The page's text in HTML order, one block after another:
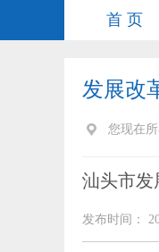
首 页
发展改
您现在
汕头市发
发布时间：